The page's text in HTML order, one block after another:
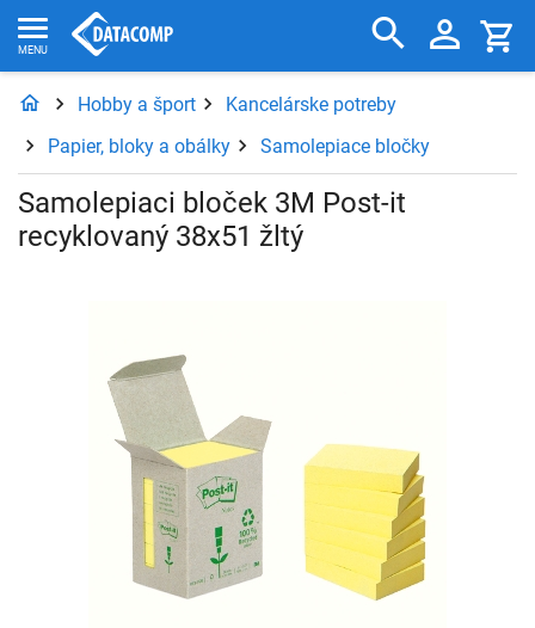
Hobby a šport
Kancelárske potreby
Papier, bloky a obálky
Samolepiace bločky
Samolepiaci bloček 3M Post-it
recyklovaný 38x51 žltý